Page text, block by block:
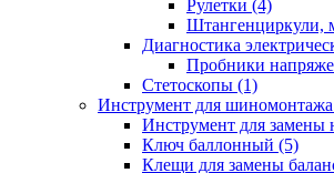
Рулетки (4)
Штангенциркули,
Диагностика
Пробники
Стетоскопы (1)
Инструмент для
Инструмент для замены
Ключ баллонный (5)
Клещи для замены